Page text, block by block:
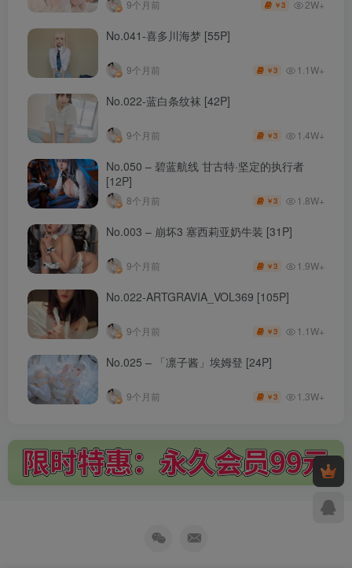
9个月前 ￥3 2W+
No.041-喜多川海梦 [55P]
9个月前 ￥3 1.1W+
No.022-蓝白条纹袜 [42P]
9个月前 ￥3 1.4W+
No.050 – 碧蓝航线 甘古特·坚定的执行者
[12P]
8个月前 ￥3 1.8W+
No.003 – 崩坏3 塞西莉亚奶牛装 [31P]
9个月前 ￥3 1.9W+
No.022-ARTGRAVIA_VOL369 [105P]
9个月前 ￥3 1.1W+
No.025 – 「凛子酱」埃姆登 [24P]
9个月前 ￥3 1.3W+